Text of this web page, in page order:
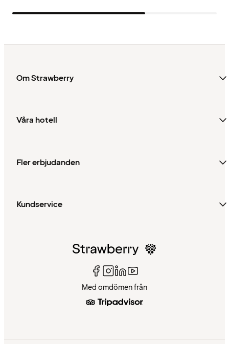
Om Strawberry
Våra hotell
Fler erbjudanden
Kundservice
Med omdömen från